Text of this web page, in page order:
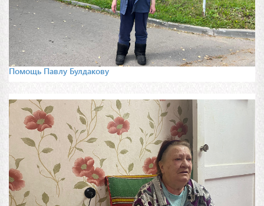
Помощь Павлу Булдакову